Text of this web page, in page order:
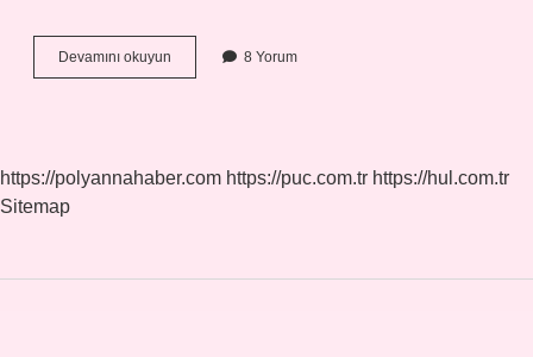
Devamını okuyun
Amel
8 Yorum
https://polyannahaber.com https://puc.com.tr https://hul.com.tr
Sitemap